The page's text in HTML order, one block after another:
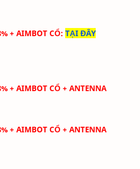
+ AIMBOT CỔ: TẠI ĐÂY
% + AIMBOT CỔ + ANTENNA
% + AIMBOT CỔ + ANTENNA